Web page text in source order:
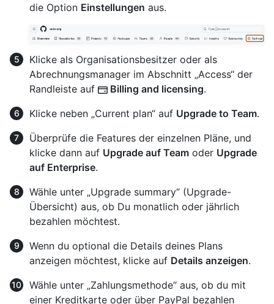
die Option Einstellungen aus.
Klicke als Organisationsbesitzer oder als
Abrechnungsmanager im Abschnitt „Access“ der
Randleiste auf
Billing and licensing.
Klicke neben „Current plan“ auf Upgrade to Team.
Überprüfe die Features der einzelnen Pläne, und
klicke dann auf Upgrade auf Team oder Upgrade
auf Enterprise.
Wähle unter „Upgrade summary“ (Upgrade-
Übersicht) aus, ob Du monatlich oder jährlich
bezahlen möchtest.
Wenn du optional die Details deines Plans
anzeigen möchtest, klicke auf Details anzeigen.
Wähle unter „Zahlungsmethode“ aus, ob du mit
einer Kreditkarte oder über PayPal bezahlen